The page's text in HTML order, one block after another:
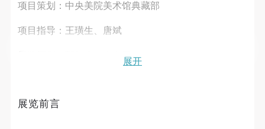
项目策划：中央美院美术馆典藏部
项目指导：王璜生、唐斌
展览策划：郭红梅、李垚辰
视觉设计：伊义
展开
展览前言
第四条
参加活动者在此次活动期间的人身安全责任自负。鼓
故，活动中任何非事故当事人及美术馆将不承担人身
身不承担任何法律责任和经济责任。参加本次活动者
第四条
参加活动者在此次活动期间的人身安全责任自负。鼓
故，活动中任何非事故当事人及美术馆将不承担人身
身不承担任何法律责任和经济责任。参加本次活动者
第四条
参加活动者在此次活动期间的人身安全责任自负。鼓
故，活动中任何非事故当事人及美术馆将不承担人身
身不承担任何法律责任和经济责任。参加本次活动者